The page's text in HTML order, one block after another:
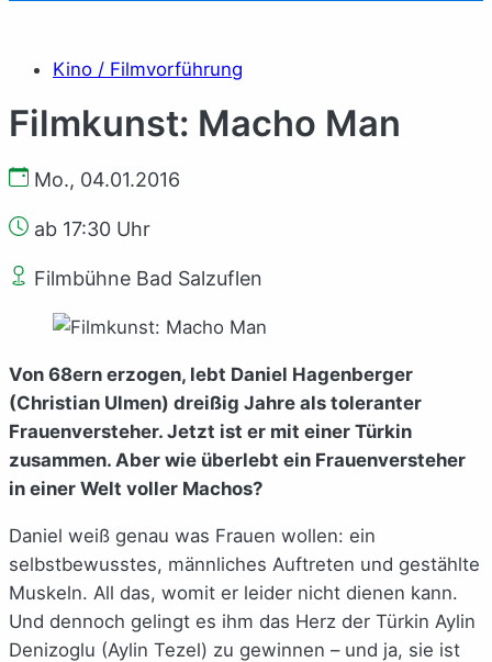
Kino / Filmvorführung
Filmkunst: Macho Man
Mo., 04.01.2016
ab 17:30 Uhr
Filmbühne Bad Salzuflen
Von 68ern erzogen, lebt Daniel Hagenberger
(Christian Ulmen) dreißig Jahre als toleranter
Frauenversteher. Jetzt ist er mit einer Türkin
zusammen. Aber wie überlebt ein Frauenversteher
in einer Welt voller Machos?
Daniel weiß genau was Frauen wollen: ein
selbstbewusstes, männliches Auftreten und gestählte
Muskeln. All das, womit er leider nicht dienen kann.
Und dennoch gelingt es ihm das Herz der Türkin Aylin
Denizoglu (Aylin Tezel) zu gewinnen – und ja, sie ist